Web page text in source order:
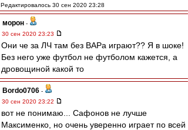
Редактировалось 30 сен 2020 23:28
морон -
30 сен 2020 23:23
Они че за ЛЧ там без ВАРа играют?? Я в шоке!
Без него уже футбол не футболом кажется, а
дровощиной какой то
Bordo0706 -
30 сен 2020 23:22
вот не понимаю... Сафонов не лучше
Максименко, но очень уверенно играет по всей